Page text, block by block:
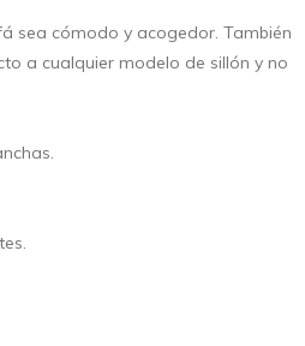
sea cómodo y acogedor. También
a cualquier modelo de sillón y no